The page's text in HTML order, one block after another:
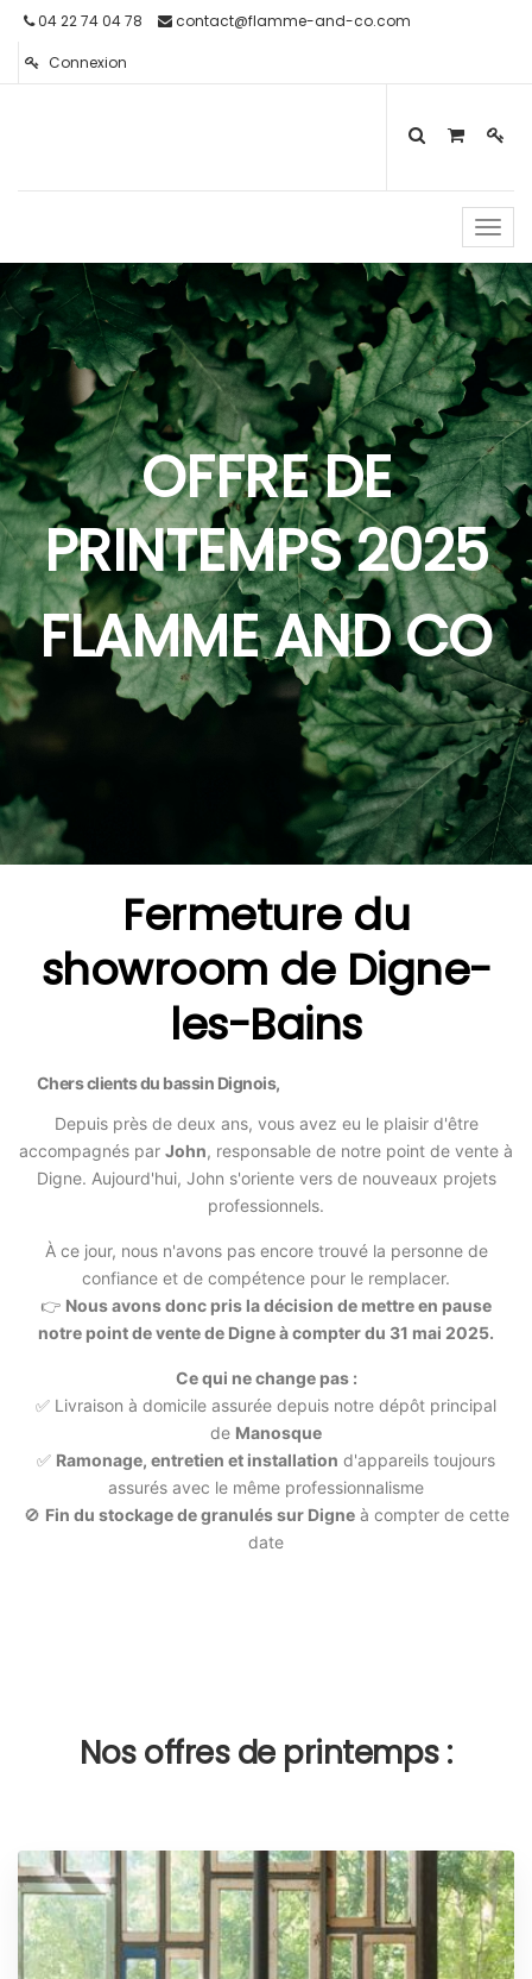
04 22 74 04 78 contact@flamme-and-co.com
Connexion
OFFRE DE
PRINTEMPS 2025
FLAMME AND CO
Fermeture du
showroom de Digne-
les-Bains
Chers clients du bassin Dignois,
Depuis près de deux ans, vous avez eu le plaisir d'être
accompagnés par John, responsable de notre point de vente à
Digne. Aujourd'hui, John s'oriente vers de nouveaux projets
professionnels.
À ce jour, nous n'avons pas encore trouvé la personne de
confiance et de compétence pour le remplacer.
👉 Nous avons donc pris la décision de mettre en pause
notre point de vente de Digne à compter du 31 mai 2025.
Ce qui ne change pas :
✅ Livraison à domicile assurée depuis notre dépôt principal
de Manosque
✅ Ramonage, entretien et installation d'appareils toujours
assurés avec le même professionnalisme
🚫 Fin du stockage de granulés sur Digneà compter de cette
date
Nos offres de printemps :